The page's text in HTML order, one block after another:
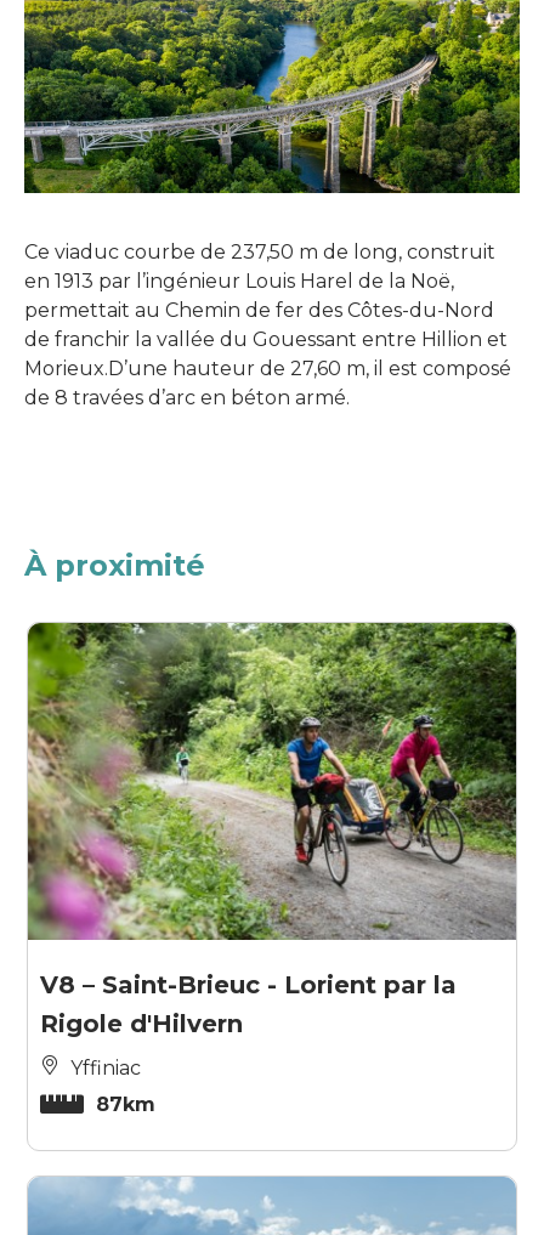
Ce viaduc courbe de 237,50 m de long, construit
en 1913 par l’ingénieur Louis Harel de la Noë,
permettait au Chemin de fer des Côtes-du-Nord
de franchir la vallée du Gouessant entre Hillion et
Morieux.D’une hauteur de 27,60 m, il est composé
de 8 travées d’arc en béton armé.
À proximité
V8 – Saint-Brieuc - Lorient par la
Rigole d'Hilvern
Yffiniac
87km